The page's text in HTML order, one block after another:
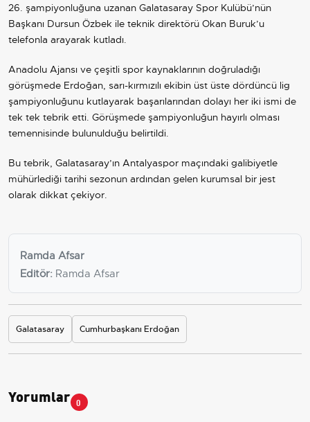
26. şampiyonluğuna uzanan Galatasaray Spor Kulübü’nün
Başkanı Dursun Özbek ile teknik direktörü Okan Buruk’u
telefonla arayarak kutladı.
Anadolu Ajansı ve çeşitli spor kaynaklarının doğruladığı
görüşmede Erdoğan, sarı-kırmızılı ekibin üst üste dördüncü lig
şampiyonluğunu kutlayarak başarılarından dolayı her iki ismi de
tek tek tebrik etti. Görüşmede şampiyonluğun hayırlı olması
temennisinde bulunulduğu belirtildi.
Bu tebrik, Galatasaray’ın Antalyaspor maçındaki galibiyetle
mühürlediği tarihi sezonun ardından gelen kurumsal bir jest
olarak dikkat çekiyor.
Ramda Afsar
Editör: Ramda Afsar
Galatasaray Cumhurbaşkanı Erdoğan
Yorumlar 0